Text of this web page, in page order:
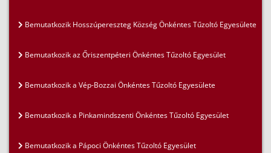
Bemutatkozik Hosszúpereszteg Község Önkéntes Tűzoltó Egyesülete
Bemutatkozik az Őriszentpéteri Önkéntes Tűzoltó Egyesület
Bemutatkozik a Vép-Bozzai Önkéntes Tűzoltó Egyesülete
Bemutatkozik a Pinkamindszenti Önkéntes Tűzoltó Egyesület
Bemutatkozik a Pápoci Önkéntes Tűzoltó Egyesület